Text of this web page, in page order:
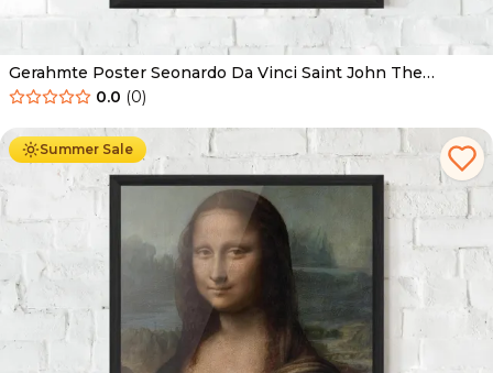
Gerahmte Poster Seonardo Da Vinci Saint John The
Baptist
0.0 (0)
Summer Sale
Ab 49.90 € 29.90